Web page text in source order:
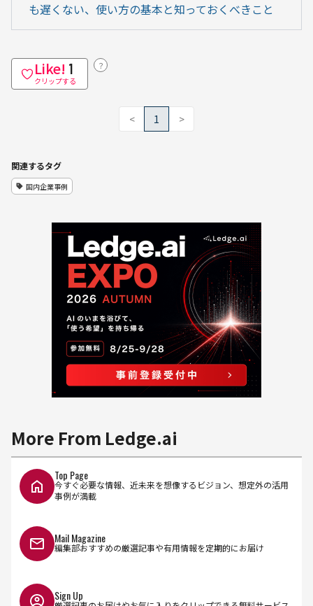
も遅くない、使い方の基本と知っておくべきこと
Like! 1
クリップする
？
< 1 >
関連するタグ
国内企業事例
More From Ledge.ai
Top Page
今すぐ必要な情報、近未来を想像するビジョン、想定外の活用
事例が満載
Mail Magazine
編集部おすすめの厳選記事や有用情報を定期的にお届け
Sign Up